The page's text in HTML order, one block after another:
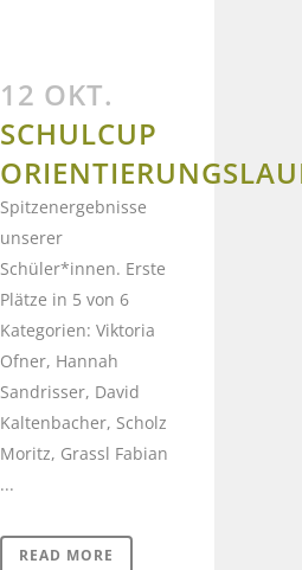
12 OKT.
SCHULCUP
Spitzenergebnisse
unserer
Schüler*innen. Erste
Plätze in 5 von 6
Kategorien: Viktoria
Ofner, Hannah
Sandrisser, David
Kaltenbacher, Scholz
Moritz, Grassl Fabian
...
READ MORE